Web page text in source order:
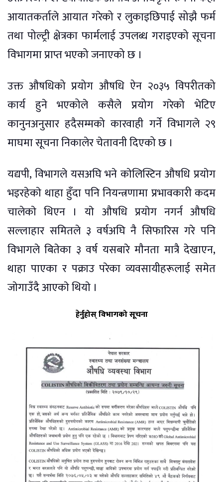
आयातकर्ताले आयात गरेको र लुकाइछिपाई सोझै फर्म
तथा पोल्ट्री क्षेत्रका फार्मलाई उपलब्ध गराइएको सूचना
विभागमा प्राप्त भएको जनाएको छ ।
उक्त औषधिको प्रयोग औषधि ऐन २०३५ विपरीतको
कार्य हुने भएकोले कसैले प्रयोग गरेको भेटिए
कानुनअनुसार हदैसम्मको कारवाही गर्ने विभागले २९
माघमा सूचना निकालेर चेतावनी दिएको छ ।
यद्यपी, विभागले यसअघि भने काेलिस्टिन औषधि प्रयाेग
भइरहेकाे थाहा हुँदा पनि नियन्त्रणामा प्रभावकारी कदम
चालेकाे थिएन । याे औषधि प्रयाेग नगर्न औषधि
सल्लाहार समितले ३ वर्षअघि नै सिफारिस गरे पनि
विभागले बितेका ३ वर्ष यसबारे माैनता मात्रै देखाएन,
थाहा पाएका र पक्राउ परेका व्यवसायीहरूलाई समेत
जाेगाउँदै आएकाे थियाे ।
हेर्नुहोस् विभागको सूचना